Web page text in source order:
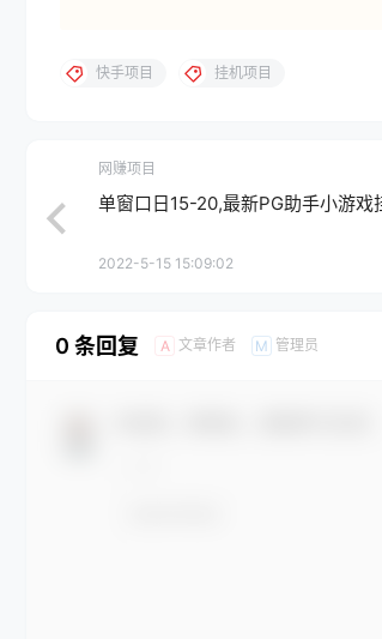
快手项目 挂机项目
网赚项目
单窗口日15-20,最新PG助手小游
2022-5-15 15:09:02
0 条回复 A 文章作者 M 管理员